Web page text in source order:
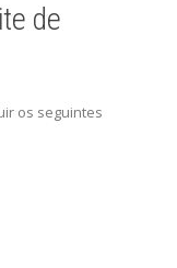
de
os seguintes